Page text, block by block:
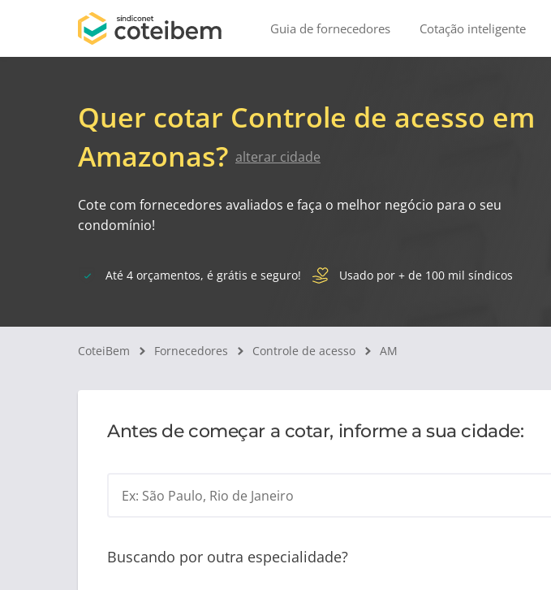
Guia de fornecedores Cotação inteligente
Quer cotar Controle de acesso em
Amazonas? alterar cidade
Cote com fornecedores avaliados e faça o melhor negócio para o seu
condomínio!
Até 4 orçamentos, é grátis e seguro! Usado por + de 100 mil síndicos
CoteiBem Fornecedores Controle de acesso AM
Antes de começar a cotar, informe a sua cidade:
Ex: São Paulo, Rio de Janeiro
Buscando por outra especialidade?